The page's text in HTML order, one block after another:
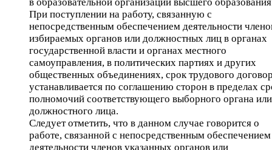
При поступлении на работу, связанную с
непосредственным обеспечением деятельности
избираемых органов или должностных лиц в органах
государственной власти и органах местного
самоуправления, в политических партиях и других
общественных объединениях, срок трудового
устанавливается по соглашению сторон в пределах
полномочий соответствующего выборного органа или
должностного лица.
Следует отметить, что в данном случае говорится о
работе, связанной с непосредственным обеспечением
деятельности членов указанных органов или